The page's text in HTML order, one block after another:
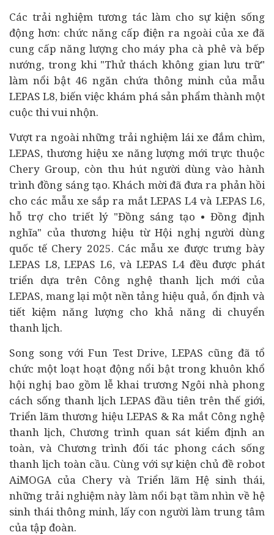
Các trải nghiệm tương tác làm cho sự kiện sống
động hơn: chức năng cấp điện ra ngoài của xe đã
cung cấp năng lượng cho máy pha cà phê và bếp
nướng, trong khi "Thử thách không gian lưu trữ"
làm nổi bật 46 ngăn chứa thông minh của mẫu
LEPAS L8, biến việc khám phá sản phẩm thành một
cuộc thi vui nhộn.
Vượt ra ngoài những trải nghiệm lái xe đắm chìm,
LEPAS, thương hiệu xe năng lượng mới trực thuộc
Chery Group, còn thu hút người dùng vào hành
trình đồng sáng tạo. Khách mời đã đưa ra phản hồi
cho các mẫu xe sắp ra mắt LEPAS L4 và LEPAS L6,
hỗ trợ cho triết lý "Đồng sáng tạo • Đồng định
nghĩa" của thương hiệu từ Hội nghị người dùng
quốc tế Chery 2025. Các mẫu xe được trưng bày
LEPAS L8, LEPAS L6, và LEPAS L4 đều được phát
triển dựa trên Công nghệ thanh lịch mới của
LEPAS, mang lại một nền tảng hiệu quả, ổn định và
tiết kiệm năng lượng cho khả năng di chuyển
thanh lịch.
Song song với Fun Test Drive, LEPAS cũng đã tổ
chức một loạt hoạt động nổi bật trong khuôn khổ
hội nghị bao gồm lễ khai trương Ngôi nhà phong
cách sống thanh lịch LEPAS đầu tiên trên thế giới,
Triển lãm thương hiệu LEPAS & Ra mắt Công nghệ
thanh lịch, Chương trình quan sát kiểm định an
toàn, và Chương trình đối tác phong cách sống
thanh lịch toàn cầu. Cùng với sự kiện chủ đề robot
AiMOGA của Chery và Triển lãm Hệ sinh thái,
những trải nghiệm này làm nổi bạt tầm nhìn về hệ
sinh thái thông minh, lấy con người làm trung tâm
của tập đoàn.